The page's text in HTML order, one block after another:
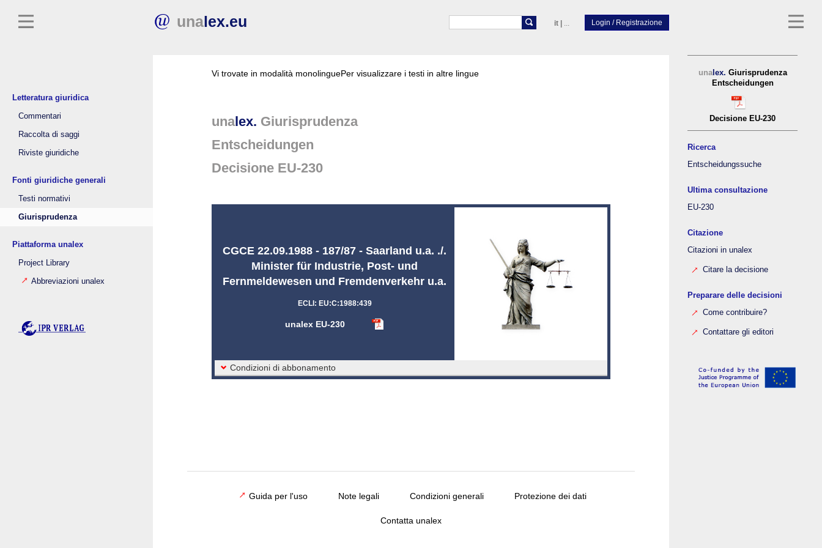
unalex.eu it |
Letteratura giuridica
Commentari
Raccolta di saggi
Riviste giuridiche
Fonti giuridiche generali
Testi normativi
Giurisprudenza
Piattaforma unalex
Project Library
Abbreviazioni unalex
unalex. Giurisprudenza
Entscheidungen
Decisione EU-230
Ricerca
Entscheidungssuche
Ultima consultazione
EU-230
Citazione
Citazioni in unalex
Citare la decisione
Preparare delle decisioni
Come contribuire?
Contattare gli editori
Vi trovate in modalità monolinguePer visualizzare i testi in altre lingue
unalex. Giurisprudenza
Entscheidungen
Decisione EU-230
CGCE 22.09.1988 - 187/87 - Saarland u.a. ./.
Minister für Industrie, Post- und
Fernmeldewesen und Fremdenverkehr u.a.
ECLI: EU:C:1988:439
unalex EU-230
Condizioni di abbonamento
Guida per l'uso Note legali Condizioni generali Protezione dei dati
Contatta unalex